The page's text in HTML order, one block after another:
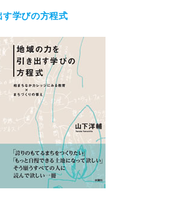
学びの方程式